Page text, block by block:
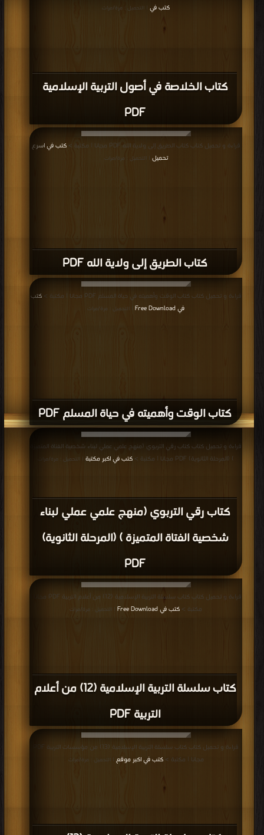
كتاب الخلاصة في أصول التربية الإسلامية
PDF
كتب في
| التحميل : مرة/مرات
كتاب الطريق إلى ولاية الله PDF
قراءة و تحميل كتاب كتاب الطريق إلى ولاية الله PDF مجانا | مكتبة >
كتب في اسرع
تحميل
| التحميل : مرة/مرات
كتاب الوقت وأهميته في حياة المسلم PDF
قراءة و تحميل كتاب كتاب الوقت وأهميته في حياة المسلم PDF مجانا | مكتبة >
كتب
في Free Download
| التحميل : مرة/مرات
كتاب رقي التربوي (منهج علمي عملي لبناء
شخصية الفتاة المتميزة ) (المرحلة الثانوية)
PDF
قراءة و تحميل كتاب كتاب رقي التربوي (منهج علمي عملي لبناء شخصية الفتاة المتميزة
) (المرحلة الثانوية) PDF مجانا | مكتبة >
كتب في اكبر مكتبة | التحميل : مرة/مرات
كتاب سلسلة التربية الإسلامية (12) من أعلام
التربية PDF
قراءة و تحميل كتاب كتاب سلسلة التربية الإسلامية (12) من أعلام التربية PDF مجانا |
مكتبة > كتب في Free Download | التحميل : مرة/مرات
مجانا | مكتبة >كتب في اكبر موقع | التحميل : مرة/مرات